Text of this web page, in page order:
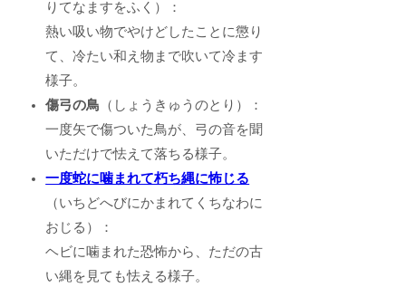
りてなますをふく）：
熱い吸い物でやけどしたことに懲り
て、冷たい和え物まで吹いて冷ます
様子。
傷弓の鳥 （しょうきゅうのとり）：
一度矢で傷ついた鳥が、弓の音を聞
いただけで怯えて落ちる様子。
一度蛇に噛まれて朽ち縄に怖じる
（いちどへびにかまれてくちなわに
おじる）：
ヘビに噛まれた恐怖から、ただの古
い縄を見ても怯える様子。